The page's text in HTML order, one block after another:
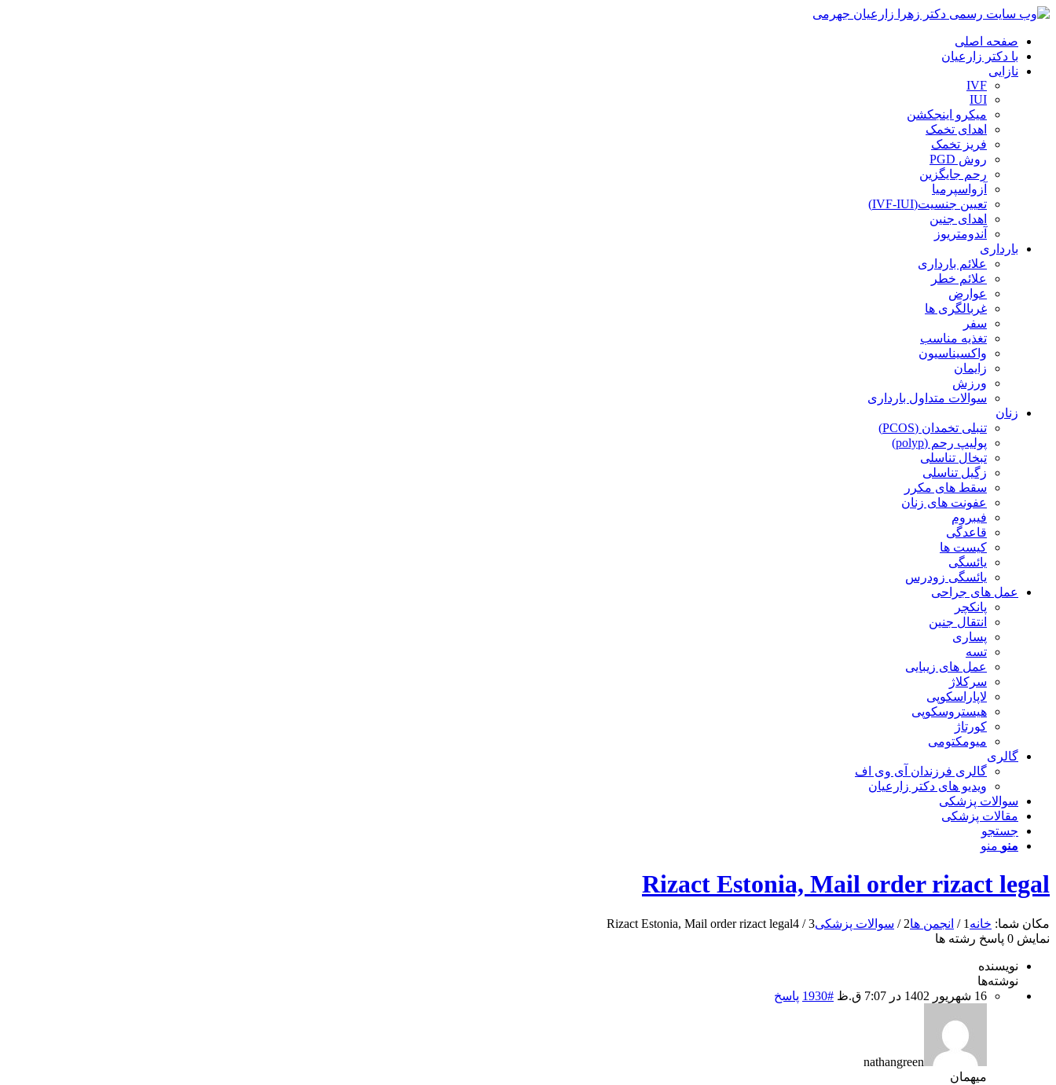
صفحه اصلی
با دکتر زارعیان
نازایی
IVF
IUI
میکرو اینجکشن
اهدای تخمک
فریز تخمک
روش PGD
رحم جایگزین
آزواسپرمیا
تعیین جنسیت(IVF-IUI)
اهدای جنین
آندومتریوز
بارداری
علائم بارداری
علائم خطر
عوارض
غربالگری ها
سفر
تغذیه مناسب
واکسیناسیون
زایمان
ورزش
سوالات متداول بارداری
زنان
تنبلی تخمدان (PCOS)
پولیپ رحم (polyp)
تبخال تناسلی
زگیل تناسلی
سقط های مکرر
عفونت های زنان
فیبروم
قاعدگی
کیست ها
یائسگی
یائسگی زودرس
عمل های جراحی
پانکچر
انتقال جنین
پساری
تسه
عمل های زیبایی
سرکلاژ
لاپاراسکوپی
هیستروسکوپی
کورتاژ
میومکتومی
گالری
گالری فرزندان آی وی اف
ویدیو های دکتر زارعیان
سوالات پزشکی
مقالات پزشکی
جستجو
منو منو
Rizact Estonia, Mail order rizact legal
مکان شما: خانه 1
/ انجمن ها2
/ سوالات پزشکی3
/
Rizact Estonia, Mail order rizact legal4
نمایش 0 پاسخ رشته ها
نویسنده
نوشته‌ها
16 شهریور 1402 در 7:07 ق.ظ
#1930 پاسخ
nathangreen
میهمان